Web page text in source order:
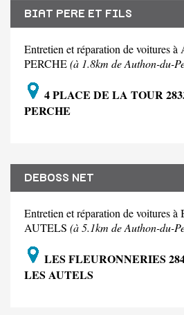
BIAT PERE ET FILS
Entretien et réparation de voitures
PERCHE(à 1.8km de Authon-du-
4 PLACE DE LA TOUR
PERCHE
DEBOSS NET
Entretien et réparation de voitures
AUTELS (à 5.1km de Authon-du-
LES FLEURONNERIES
LES AUTELS